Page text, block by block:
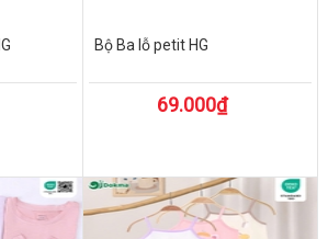
Bộ Ba lỗ petit HG
69.000₫